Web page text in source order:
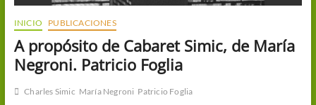
INICIO PUBLICACIONES
A propósito de Cabaret Simic, de María
Negroni. Patricio Foglia
Charles Simic María Negroni Patricio Foglia